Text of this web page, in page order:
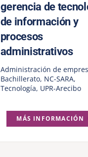
gerencia de
de información y
procesos
administrativos
Administración de
Bachillerato, NC-SARA,
Tecnología, UPR-Arecibo
MÁS INFORMACIÓN